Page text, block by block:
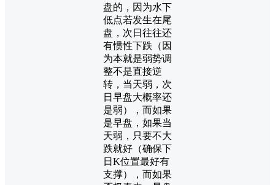
盘的，因为水下
低点若发生在尾
盘，次日往往还
有惯性下跌（因
为本就是弱势调
整不是直接逆
转，当天弱，次
日早盘大概率还
是弱），而如果
是早盘，如果当
天弱，只要不大
跌就好（确保下
日K位置最好有
支撑），而如果